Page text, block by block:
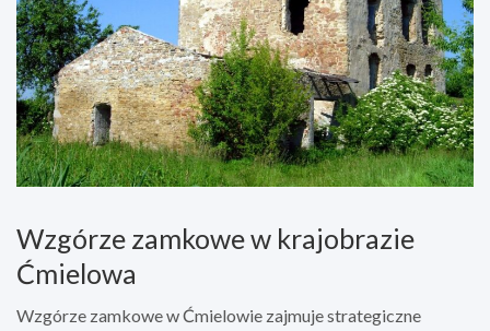
Wzgórze zamkowe w krajobrazie
Ćmielowa
Wzgórze zamkowe w Ćmielowie zajmuje strategiczne